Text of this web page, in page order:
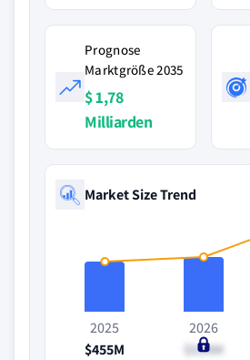
Prognose
Marktgröße 2035
$ 1,78
Milliarden
Market Size Trend
2025
$455M
2026
$534M